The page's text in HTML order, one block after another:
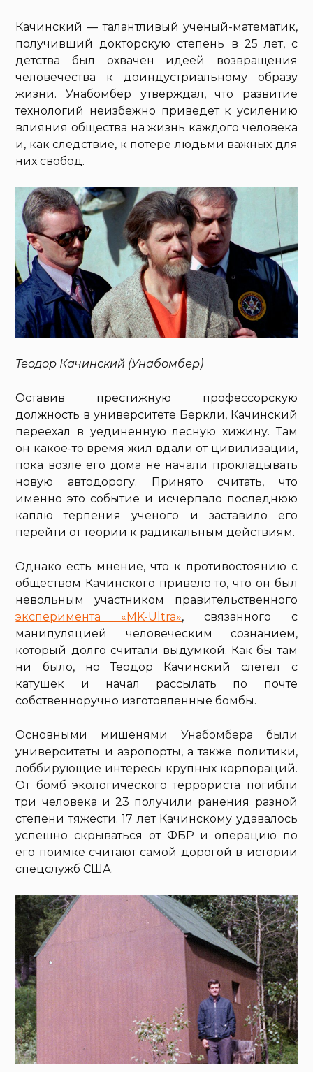
Качинский — талантливый ученый-математик,
получивший докторскую степень в 25 лет, с
детства был охвачен идеей возвращения
человечества к доиндустриальному образу
жизни. Унабомбер утверждал, что развитие
технологий неизбежно приведет к усилению
влияния общества на жизнь каждого человека
и, как следствие, к потере людьми важных для
них свобод.
Теодор Качинский (Унабомбер)
Оставив престижную профессорскую
должность в университете Беркли, Качинский
переехал в уединенную лесную хижину. Там
он какое-то время жил вдали от цивилизации,
пока возле его дома не начали прокладывать
новую автодорогу. Принято считать, что
именно это событие и исчерпало последнюю
каплю терпения ученого и заставило его
перейти от теории к радикальным действиям.
Однако есть мнение, что к противостоянию с
обществом Качинского привело то, что он был
невольным участником правительственного
эксперимента «MK-Ultra», связанного с
манипуляцией человеческим сознанием,
который долго считали выдумкой. Как бы там
ни было, но Теодор Качинский слетел с
катушек и начал рассылать по почте
собственноручно изготовленные бомбы.
Основными мишенями Унабомбера были
университеты и аэропорты, а также политики,
лоббирующие интересы крупных корпораций.
От бомб экологического террориста погибли
три человека и 23 получили ранения разной
степени тяжести. 17 лет Качинскому удавалось
успешно скрываться от ФБР и операцию по
его поимке считают самой дорогой в истории
спецслужб США.